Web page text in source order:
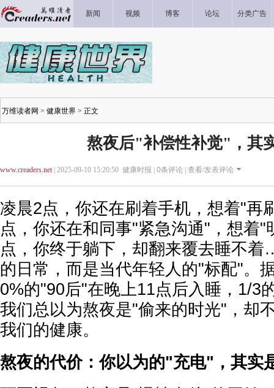
新闻 视频 博客 论坛 分类广告
万维读者网 > 健康世界 > 正文
熬夜后"补偿性补觉"，其
www.creaders.net| 2025-09-10 15:20:50 健康时报 | 0条评论 | 查看/发表评论
凌晨2点，你还在刷着手机，想着"再
点，你还在和同事"紧急沟通"，想着"
点，你终于躺下，却翻来覆去睡不
的日常，而是当代年轻人的"标配"。
0%的"90后"在晚上11点后入睡，1/3
我们总以为熬夜是"偷来的时光"，却
我们的健康。
熬夜的代价：你以为的"充电"，其实